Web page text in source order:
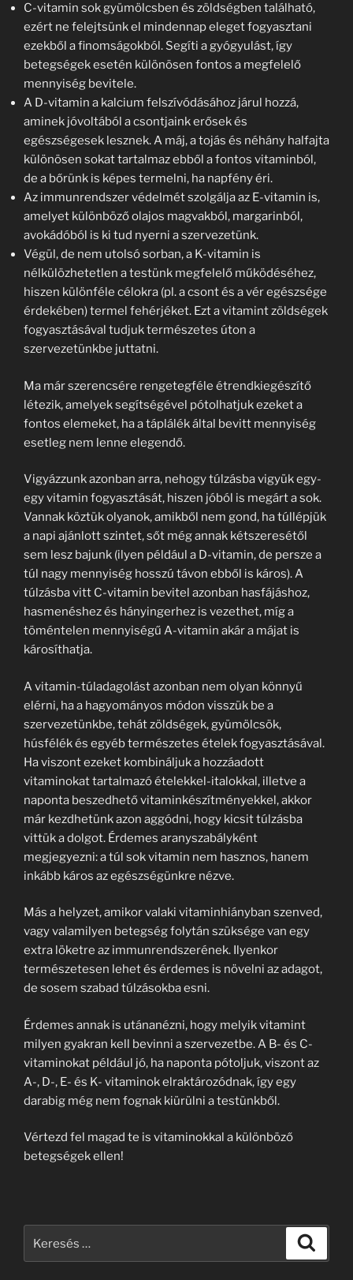
C-vitamin sok gyümölcsben és zöldségben található,
ezért ne felejtsünk el mindennap eleget fogyasztani
ezekből a finomságokból. Segíti a gyógyulást, így
betegségek esetén különösen fontos a megfelelő
mennyiség bevitele.
A D-vitamin a kalcium felszívódásához járul hozzá,
aminek jóvoltából a csontjaink erősek és
egészségesek lesznek. A máj, a tojás és néhány halfajta
különösen sokat tartalmaz ebből a fontos vitaminból,
de a bőrünk is képes termelni, ha napfény éri.
Az immunrendszer védelmét szolgálja az E-vitamin is,
amelyet különböző olajos magvakból, margarinból,
avokádóból is ki tud nyerni a szervezetünk.
Végül, de nem utolsó sorban, a K-vitamin is
nélkülözhetetlen a testünk megfelelő működéséhez,
hiszen különféle célokra (pl. a csont és a vér egészsége
érdekében) termel fehérjéket. Ezt a vitamint zöldségek
fogyasztásával tudjuk természetes úton a
szervezetünkbe juttatni.
Ma már szerencsére rengetegféle étrendkiegészítő
létezik, amelyek segítségével pótolhatjuk ezeket a
fontos elemeket, ha a táplálék által bevitt mennyiség
esetleg nem lenne elegendő.
Vigyázzunk azonban arra, nehogy túlzásba vigyük egy-
egy vitamin fogyasztását, hiszen jóból is megárt a sok.
Vannak köztük olyanok, amikből nem gond, ha túllépjük
a napi ajánlott szintet, sőt még annak kétszeresétől
sem lesz bajunk (ilyen például a D-vitamin, de persze a
túl nagy mennyiség hosszú távon ebből is káros). A
túlzásba vitt C-vitamin bevitel azonban hasfájáshoz,
hasmenéshez és hányingerhez is vezethet, míg a
töméntelen mennyiségű A-vitamin akár a májat is
károsíthatja.
A vitamin-túladagolást azonban nem olyan könnyű
elérni, ha a hagyományos módon visszük be a
szervezetünkbe, tehát zöldségek, gyümölcsök,
húsfélék és egyéb természetes ételek fogyasztásával.
Ha viszont ezeket kombináljuk a hozzáadott
vitaminokat tartalmazó ételekkel-italokkal, illetve a
naponta beszedhető vitaminkészítményekkel, akkor
már kezdhetünk azon aggódni, hogy kicsit túlzásba
vittük a dolgot. Érdemes aranyszabályként
megjegyezni: a túl sok vitamin nem hasznos, hanem
inkább káros az egészségünkre nézve.
Más a helyzet, amikor valaki vitaminhiányban szenved,
vagy valamilyen betegség folytán szüksége van egy
extra löketre az immunrendszerének. Ilyenkor
természetesen lehet és érdemes is növelni az adagot,
de sosem szabad túlzásokba esni.
Érdemes annak is utánanézni, hogy melyik vitamint
milyen gyakran kell bevinni a szervezetbe. A B- és C-
vitaminokat például jó, ha naponta pótoljuk, viszont az
A-, D-, E- és K- vitaminok elraktározódnak, így egy
darabig még nem fognak kiürülni a testünkből.
Vértezd fel magad te is vitaminokkal a különböző
betegségek ellen!